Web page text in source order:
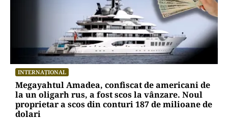
INTERNAȚIONAL
Megayahtul Amadea, confiscat de americani de
la un oligarh rus, a fost scos la vânzare. Noul
proprietar a scos din conturi 187 de milioane de
dolari